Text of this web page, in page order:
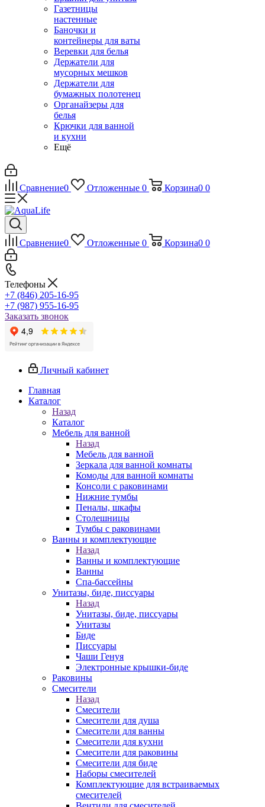
Газетницы
настенные
Баночки и
контейнеры для ваты
Веревки для белья
Держатели для
мусорных мешков
Держатели для
бумажных полотенец
Органайзеры для
белья
Крючки для ванной
и кухни
Ещё
Сравнение0 Отложенные 0 Корзина0 0
Сравнение0 Отложенные 0 Корзина0 0
Телефоны
+7 (846) 205-16-95
+7 (987) 955-16-95
Заказать звонок
Личный кабинет
Главная
Каталог
Назад
Каталог
Мебель для ванной
Назад
Мебель для ванной
Зеркала для ванной комнаты
Комоды для ванной комнаты
Консоли с раковинами
Нижние тумбы
Пеналы, шкафы
Столешницы
Тумбы с раковинами
Ванны и комплектующие
Назад
Ванны и комплектующие
Ванны
Спа-бассейны
Унитазы, биде, писсуары
Назад
Унитазы, биде, писсуары
Унитазы
Биде
Писсуары
Чаши Генуя
Электронные крышки-биде
Раковины
Смесители
Назад
Смесители
Смесители для душа
Смесители для ванны
Смесители для кухни
Смесители для раковины
Смесители для биде
Наборы смесителей
Комплектующие для встраиваемых
смесителей